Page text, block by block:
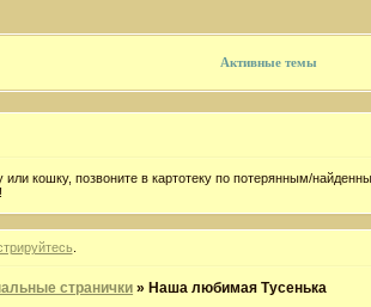
Активные темы
кошку, позвоните в картотеку по потерянным/
странички » Наша любимая Тусенька